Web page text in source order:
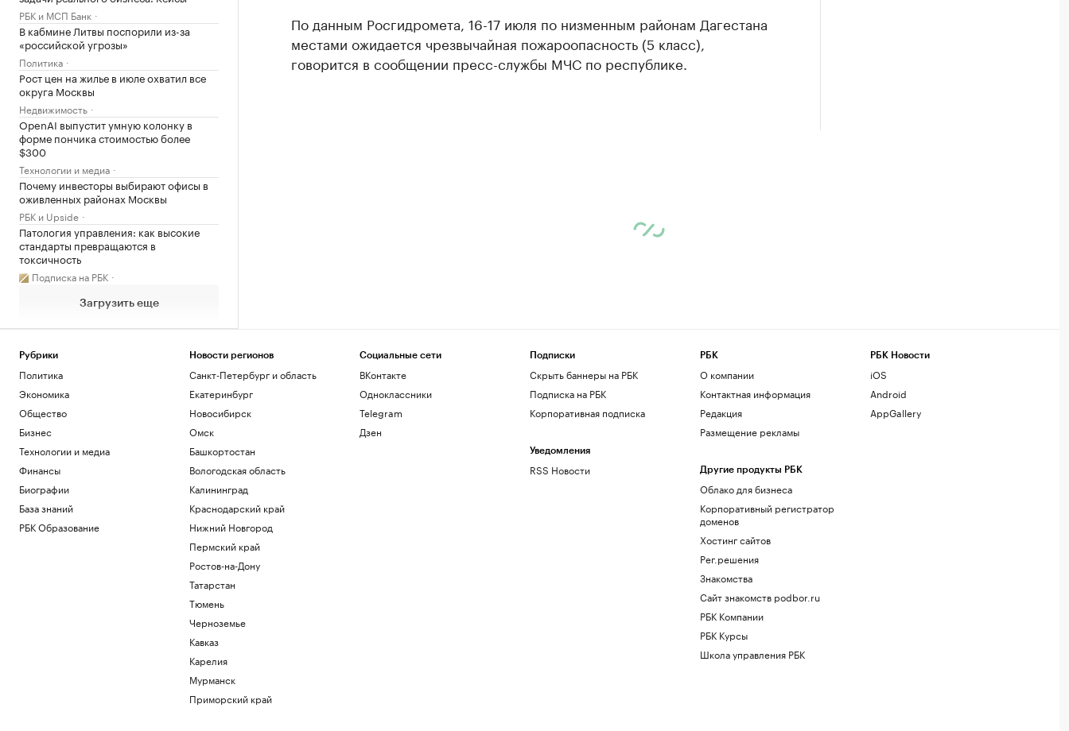
РБК и МСП Банк
В кабмине Литвы поспорили из-за
«российской угрозы»
Политика
Рост цен на жилье в июле охватил все
округа Москвы
Недвижимость
OpenAI выпустит умную колонку в
форме пончика стоимостью более
$300
Технологии и медиа
Почему инвесторы выбирают офисы в
оживленных районах Москвы
РБК и Upside
Патология управления: как высокие
стандарты превращаются в
токсичность
Подписка на РБК
Загрузить еще
По данным Росгидромета, 16-17 июля по низменным районам Дагестана
местами ожидается чрезвычайная пожароопасность (5 класс),
говорится в сообщении пресс-службы МЧС по республике.
Рубрики
Политика
Экономика
Общество
Бизнес
Технологии и медиа
Финансы
Биографии
База знаний
РБК Образование
Новости регионов
Санкт-Петербург и область
Екатеринбург
Новосибирск
Омск
Башкортостан
Вологодская область
Калининград
Краснодарский край
Нижний Новгород
Пермский край
Ростов-на-Дону
Татарстан
Тюмень
Черноземье
Кавказ
Карелия
Мурманск
Приморский край
Социальные сети
ВКонтакте
Одноклассники
Telegram
Дзен
Подписки
Скрыть баннеры на РБК
Подписка на РБК
Корпоративная подписка
Уведомления
RSS Новости
РБК
О компании
Контактная информация
Редакция
Размещение рекламы
Другие продукты РБК
Облако для бизнеса
Корпоративный регистратор
доменов
Хостинг сайтов
Рег.решения
Знакомства
Сайт знакомств podbor.ru
РБК Компании
РБК Курсы
Школа управления РБК
РБК Новости
iOS
Android
AppGallery